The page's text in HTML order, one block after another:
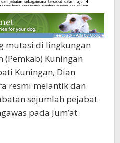
mutasi di lingkungan
(Pemkab) Kuningan
Kuningan, Dian
resmi melantik dan
sejumlah pejabat
pada Jum’at